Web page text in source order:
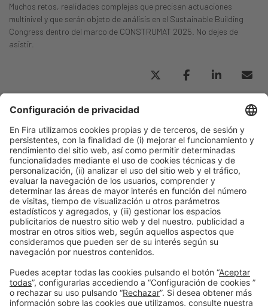
Muchos retos, realidades complejas que precisan actuaciones
multinivel y que serán objeto de análisis en el Sustainable Building
Congress dentro del marco de CONSTRUMAT 2025. No dejes de
asistir.
#CONSTRUCCIÓN INDUSTRIALIZADA
#INDUSTRIALIZACIÓN Y AUTOMATIZACIÓN
#PLANIFICACIÓN URBANA
#TENDENCIAS
Publicación anterior
IA en construcción: opiniones, realidades, desarrollos y
casos de éxito
Siguiente
Necesitamos arquitectos: La visión de Belén Moneo
sobre el futuro del sector